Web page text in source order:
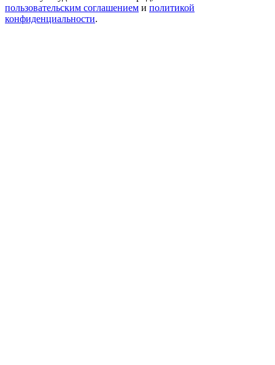
пользовательским соглашением и политикой
конфиденциальности.